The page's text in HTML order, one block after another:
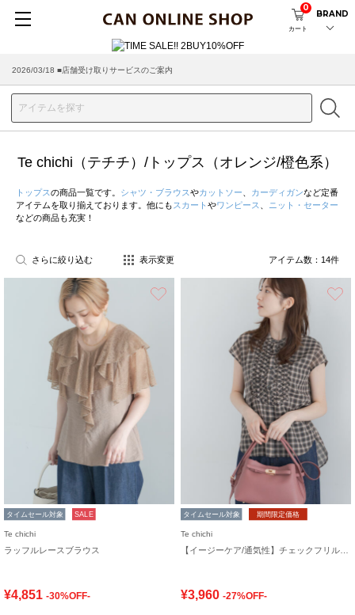
カート
0
BRAND
2026/03/18 ■店舗受け取りサービスのご案内
Te chichi（テチチ）/トップス（オレンジ/橙色系）
トップスの商品一覧です。 シャツ・ブラウスやカットソー カーディガンなど定番
アイテムを取り揃えております。他にも スカート やワンピース
ニット・セーター
などの商品も充実！
さらに絞り込む 表示変更 アイテム数： 14件
タイムセール対象 SALE
Te chichi
ラッフルレースブラウス
¥4,851 -30%OFF-
タイムセール対象 期間限定価格
Te chichi
¥3,960 -27%OFF-